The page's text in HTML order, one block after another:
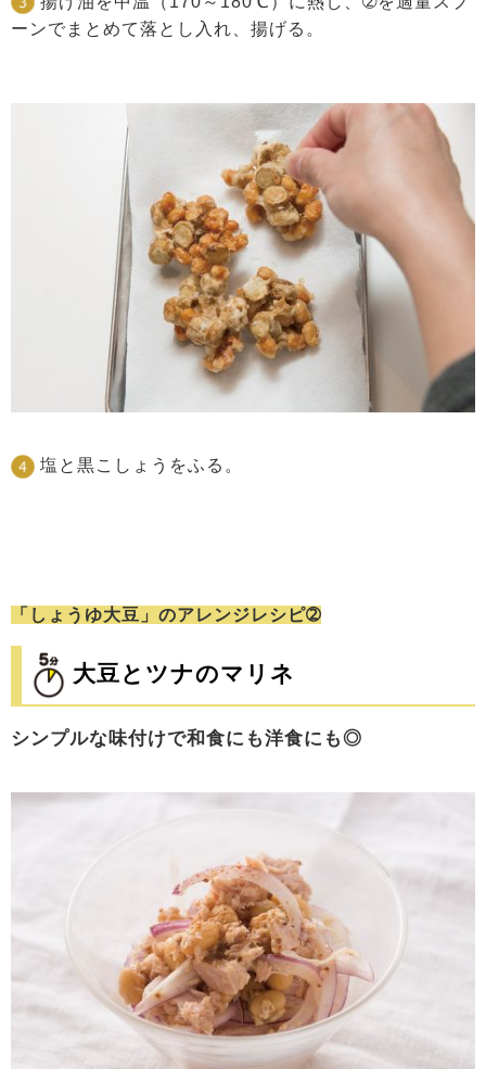
ーンでまとめて落とし入れ、揚げる。
塩と黒こしょうをふる。
「しょうゆ大豆」のアレンジレシピ➁
大豆とツナのマリネ
シンプルな味付けで和食にも洋食にも◎